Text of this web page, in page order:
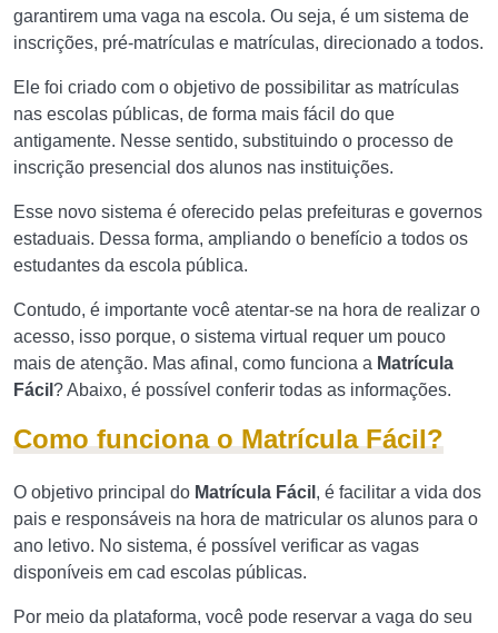
garantirem uma vaga na escola. Ou seja, é um sistema de
inscrições, pré-matrículas e matrículas, direcionado a todos.
Ele foi criado com o objetivo de possibilitar as matrículas
nas escolas públicas, de forma mais fácil do que
antigamente. Nesse sentido, substituindo o processo de
inscrição presencial dos alunos nas instituições.
Esse novo sistema é oferecido pelas prefeituras e governos
estaduais. Dessa forma, ampliando o benefício a todos os
estudantes da escola pública.
Contudo, é importante você atentar-se na hora de realizar o
acesso, isso porque, o sistema virtual requer um pouco
mais de atenção. Mas afinal, como funciona a Matrícula
Fácil ? Abaixo, é possível conferir todas as informações.
Como funciona o Matrícula Fácil?
O objetivo principal do Matrícula Fácil , é facilitar a vida dos
pais e responsáveis na hora de matricular os alunos para o
ano letivo. No sistema, é possível verificar as vagas
disponíveis em cad escolas públicas.
Por meio da plataforma, você pode reservar a vaga do seu